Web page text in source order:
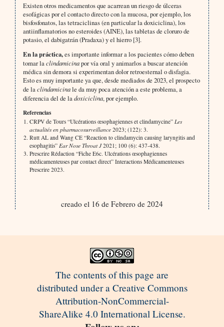
Existen otros medicamentos que acarrean un riesgo de úlceras
esofágicas por el contacto directo con la mucosa, por ejemplo, los
bisfosfonatos, las tetraciclinas (en particular la doxiciclina), los
antiinflamatorios no esteroides (AINE), las tabletas de cloruro de
potasio, el dabigatrán (Pradaxa) y el hierro [3].
En la práctica,es importante informar a los pacientes cómo deben
tomar laclindamicinapor vía oral y animarlos a buscar atención
médica sin demora si experimentan dolor retroesternal o disfagia.
Esto es muy importante ya que, desde mediados de 2023, el prospecto
de laclindamicinale da muy poca atención a este problema, a
diferencia del de ladoxiciclina, por ejemplo.
Referencias
CRPV de Tours “Ulcérations œsophagiennes et clindamycine” Les
actualités en pharmacosurveillance 2023; (122): 3.
Rutt AL and Wang CE “Reaction to clindamycin causing laryngitis and
esophagitis” Ear Nose Throat J2021; 100 (6): 437-438.
Prescrire Rédaction “Fiche E6c. Ulcérations œsophagiennes
médicamenteuses par contact direct” Interactions Médicamenteuses
Prescrire 2023.
creado el 16 de Febrero de 2024
The contents of this page are
distributed under a Creative Commons
Attribution-NonCommercial-
ShareAlike 4.0 International License.